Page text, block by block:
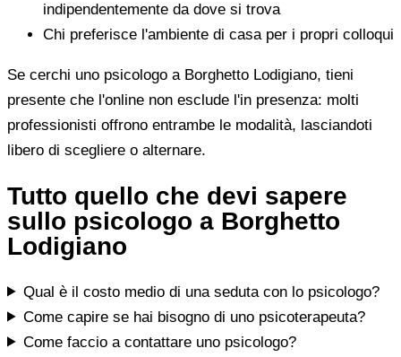
indipendentemente da dove si trova
Chi preferisce l'ambiente di casa per i propri colloqui
Se cerchi uno psicologo a Borghetto Lodigiano, tieni
presente che l'online non esclude l'in presenza: molti
professionisti offrono entrambe le modalità, lasciandoti
libero di scegliere o alternare.
Tutto quello che devi sapere
sullo psicologo a Borghetto
Lodigiano
Qual è il costo medio di una seduta con lo psicologo?
Come capire se hai bisogno di uno psicoterapeuta?
Come faccio a contattare uno psicologo?